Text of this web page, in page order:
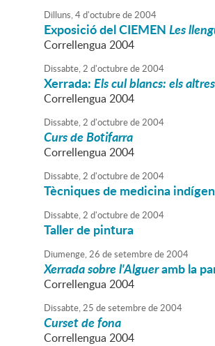
Dilluns,4d'octubrede2004
Exposició del CIEMENLes
Correllengua 2004
Dissabte,2 d'octubrede2004
Xerrada:Els cul blancs: els
Correllengua 2004
Dissabte,2 d'octubrede2004
Curs de Botifarra
Correllengua 2004
Dissabte,2 d'octubrede2004
Tècniques de medicina
Dissabte,2 d'octubrede2004
Taller de pintura
Diumenge,26 desetembrede2004
Xerrada sobre l'Algueramb la
Correllengua 2004
Dissabte,25 desetembrede2004
Curset de fona
Correllengua 2004